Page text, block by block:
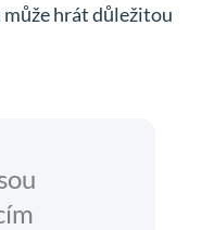
hrát důležitou